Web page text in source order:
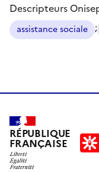
Descripteurs
assistance sociale ;
RÉPUBLIQUE
FRANÇAISE